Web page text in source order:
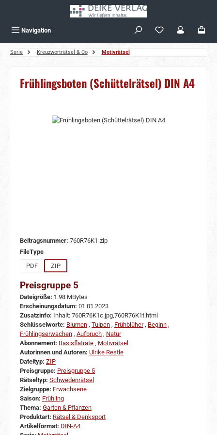
Navigation
Serie Kreuzworträtsel & Co Motivrätsel
Frühlingsboten (Schüttelrätsel) DIN A4
Bildergalerie überspringen
Beitragsnummer: 760R76K1-zip
FileTypeauswählen
PDF
ZIP
Preisgruppe 5
Dateigröße: 1.98 MBytes
Erscheinungsdatum: 01.01.2023
Zusatzinfo: Inhalt: 760R76K1c.jpg,760R76K1t.html
Schlüsselworte: Blumen , Tulpen , Frühblüher, Beginn ,
Frühlingserwachen , Aufbruch , Natur
Abonnement: Basisflatrate , Motivrätsel
Autorinnen und Autoren: Ulrike Restle
Dateityp: ZIP
Preisgruppe: Preisgruppe 5
Rätseltyp: Schwedenrätsel
Zielgruppe: Erwachsene
Saison: Frühling
Thema: Garten & Pflanzen
Produktart: Rätsel & Denksport
Artikelformat: DIN-A4